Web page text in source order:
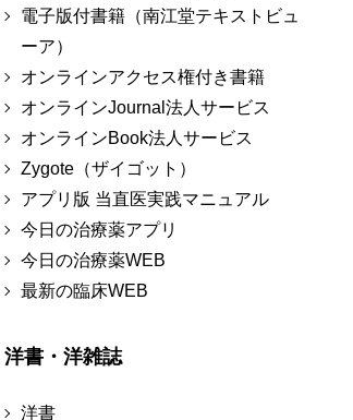
電子版付書籍（南江堂テキストビュ
ーア）
オンラインアクセス権付き書籍
オンラインJournal法人サービス
オンラインBook法人サービス
Zygote（ザイゴット）
アプリ版 当直医実践マニュアル
今日の治療薬アプリ
今日の治療薬WEB
最新の臨床WEB
洋書・洋雑誌
洋書